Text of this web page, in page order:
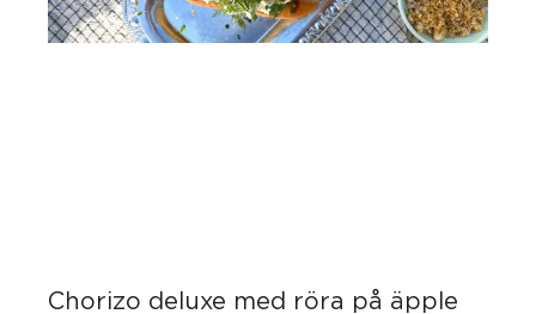
Chorizo deluxe med röra på äpple